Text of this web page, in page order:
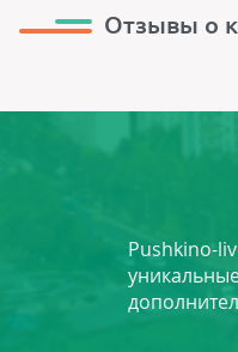
Отзывы о
Pushkino-